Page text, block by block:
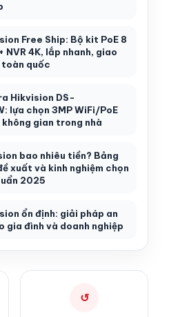
Free Ship: Bộ kit PoE 8
NVR 4K, lắp nhanh, giao
toàn quốc
Hikvision DS-
lựa chọn 3MP WiFi/PoE
gian trong nhà
bao nhiêu tiền? Bảng
xuất và kinh nghiệm chọn
2025
ổn định: giải pháp an
gia đình và doanh nghiệp
↺